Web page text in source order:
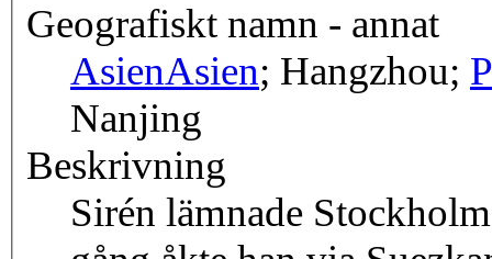
Geografiskt namn - annat
AsienAsien; Hangzhou;
Nanjing
Beskrivning
Sirén lämnade